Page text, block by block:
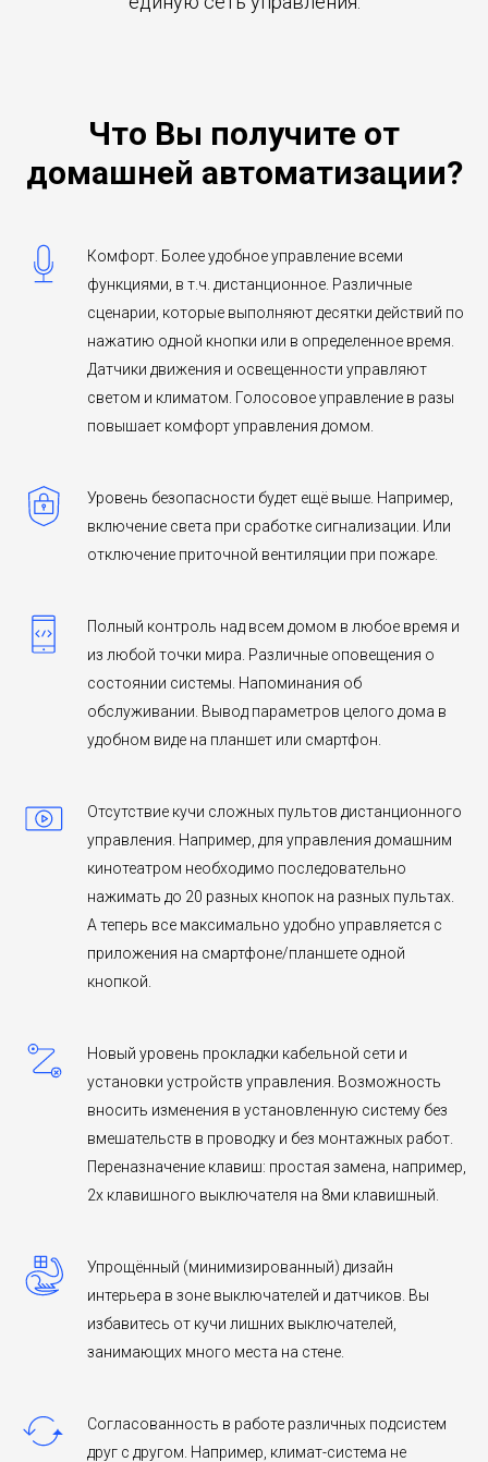
Что Вы получите от
домашней автоматизации?
Комфорт. Более удобное управление всеми
функциями, в т.ч. дистанционное. Различные
сценарии, которые выполняют десятки действий по
нажатию одной кнопки или в определенное время.
Датчики движения и освещенности управляют
светом и климатом. Голосовое управление в разы
повышает комфорт управления домом.
Уровень безопасности будет ещё выше. Например,
включение света при сработке сигнализации. Или
отключение приточной вентиляции при пожаре.
Полный контроль над всем домом в любое время и
из любой точки мира. Различные оповещения о
состоянии системы. Напоминания об
обслуживании. Вывод параметров целого дома в
удобном виде на планшет или смартфон.
Отсутствие кучи сложных пультов дистанционного
управления. Например, для управления домашним
кинотеатром необходимо последовательно
нажимать до 20 разных кнопок на разных пультах.
А теперь все максимально удобно управляется с
приложения на смартфоне/планшете одной
кнопкой.
Новый уровень прокладки кабельной сети и
установки устройств управления. Возможность
вносить изменения в установленную систему без
вмешательств в проводку и без монтажных работ.
Переназначение клавиш: простая замена, например,
2х клавишного выключателя на 8ми клавишный.
Упрощённый (минимизированный) дизайн
интерьера в зоне выключателей и датчиков. Вы
избавитесь от кучи лишних выключателей,
занимающих много места на стене.
Согласованность в работе различных подсистем
друг с другом. Например, климат-система не